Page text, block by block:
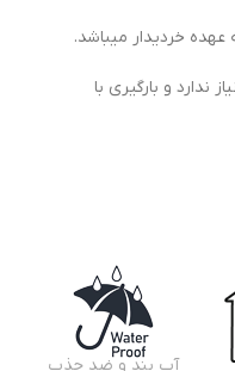
عهده خردیدار میباشد.
و بارگیری با
آب بند و ضد جذب